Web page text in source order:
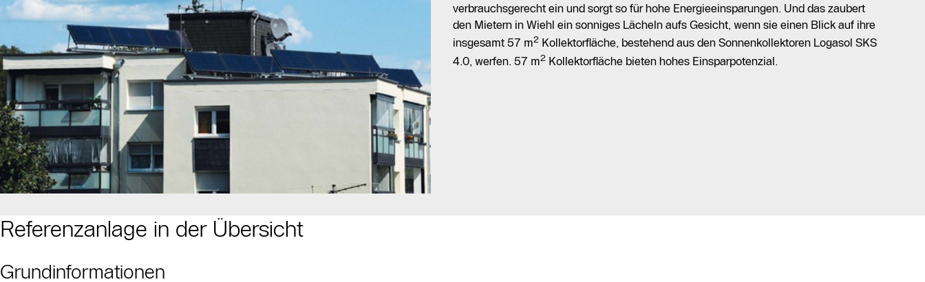
verbrauchsgerecht ein und sorgt so für hohe Energieeinsparungen. Und das zaubert
den Mietern in Wiehl ein sonniges Lächeln aufs Gesicht, wenn sie einen Blick auf ihre
insgesamt 57 m2 Kollektorfläche, bestehend aus den Sonnenkollektoren Logasol SKS
4.0, werfen. 57 m2 Kollektorfläche bieten hohes Einsparpotenzial.
Referenzanlage in der Übersicht
Grundinformationen